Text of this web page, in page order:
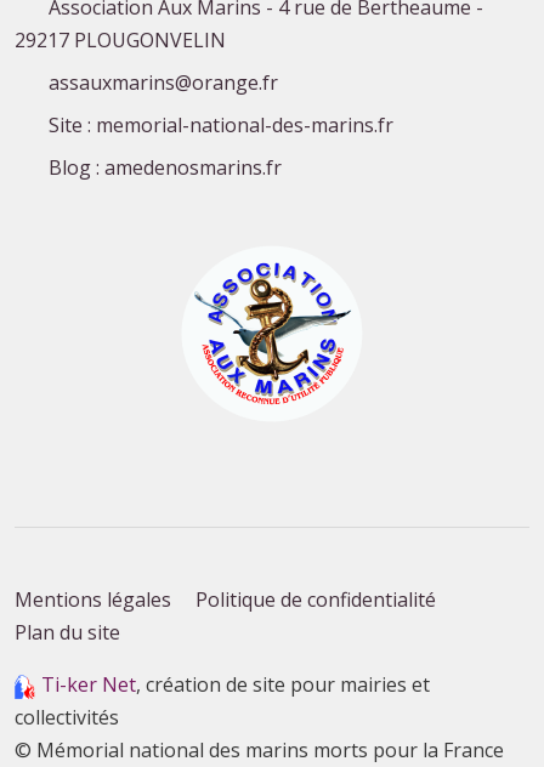
Association Aux Marins - 4 rue de Bertheaume -
29217 PLOUGONVELIN
assauxmarins@orange.fr
Site : memorial-national-des-marins.fr
Blog : amedenosmarins.fr
Mentions légales
Politique de confidentialité
Plan du site
Ti-ker Net, création de site pour mairies et
collectivités
© Mémorial national des marins morts pour la France